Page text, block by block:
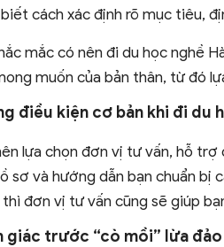
cách xác định rõ mục tiêu,
mắc có nên đi du học nghề
muốn của bản thân, từ đó
điều kiện cơ bản khi đi du
lựa chọn đơn vị tư vấn, hỗ
sơ và hướng dẫn bạn chuẩn bị
đơn vị tư vấn cũng sẽ giúp
giác trước “cò mồi” lừa đảo